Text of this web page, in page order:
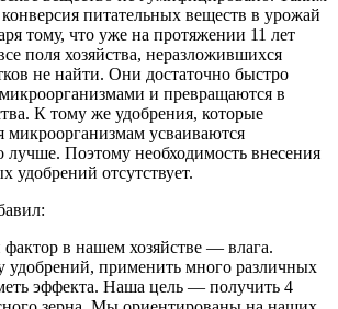
питательных веществ в урожай
тому, что уже на протяжении 11 лет
поля хозяйства, неразложившихся
не найти. Они достаточно быстро
и превращаются в
К тому же удобрения, которые
микроорганизмам усваиваются
лучше. Поэтому необходимость внесения
удобрений отсутствует.
в нашем хозяйстве — влага.
применить много различных
эффекта. Наша цель — получить 4